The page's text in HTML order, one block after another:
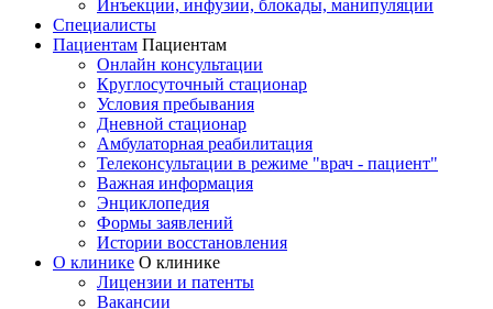
Инъекции, инфузии, блокады, манипуляции
Специалисты
Пациентам Пациентам
Онлайн консультации
Круглосуточный стационар
Условия пребывания
Дневной стационар
Амбулаторная реабилитация
Телеконсультации в режиме "врач - пациент"
Важная информация
Энциклопедия
Формы заявлений
Истории восстановления
О клинике О клинике
Лицензии и патенты
Вакансии